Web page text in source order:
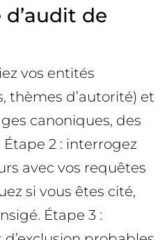
de
vos entités
thèmes d’autorité) et
canoniques, des
2 : interrogez
avec vos requêtes
si vous êtes cité,
Étape 3 :